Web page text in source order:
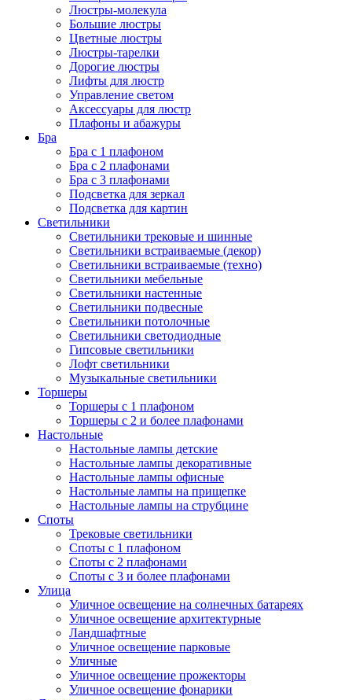
Люстры-молекула
Большие люстры
Цветные люстры
Люстры-тарелки
Дорогие люстры
Лифты для люстр
Управление светом
Аксессуары для люстр
Плафоны и абажуры
Бра
Бра с 1 плафоном
Бра с 2 плафонами
Бра с 3 плафонами
Подсветка для зеркал
Подсветка для картин
Светильники
Светильники трековые и шинные
Светильники встраиваемые (декор)
Светильники встраиваемые (техно)
Светильники мебельные
Светильники настенные
Светильники подвесные
Светильники потолочные
Светильники светодиодные
Гипсовые светильники
Лофт светильники
Музыкальные светильники
Торшеры
Торшеры с 1 плафоном
Торшеры с 2 и более плафонами
Настольные
Настольные лампы детские
Настольные лампы декоративные
Настольные лампы офисные
Настольные лампы на прищепке
Настольные лампы на струбцине
Споты
Трековые светильники
Споты с 1 плафоном
Споты с 2 плафонами
Споты с 3 и более плафонами
Улица
Уличное освещение на солнечных батареях
Уличное освещение архитектурные
Ландшафтные
Уличное освещение парковые
Уличные
Уличное освещение прожекторы
Уличное освещение фонарики